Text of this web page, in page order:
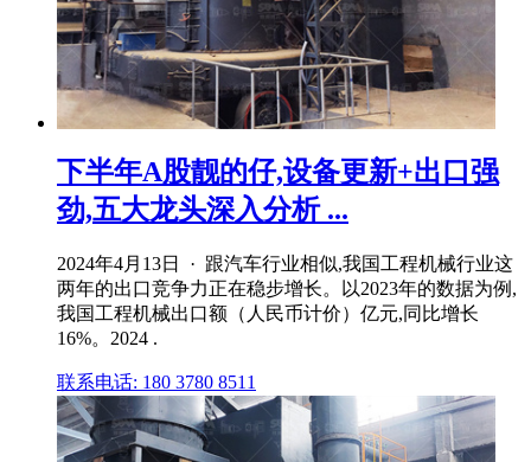
下半年A股靓的仔,设备更新+出口强
劲,五大龙头深入分析 ...
2024年4月13日 · 跟汽车行业相似,我国工程机械行业这
两年的出口竞争力正在稳步增长。以2023年的数据为例,
我国工程机械出口额（人民币计价）亿元,同比增长
16%。2024 .
联系电话: 180 3780 8511